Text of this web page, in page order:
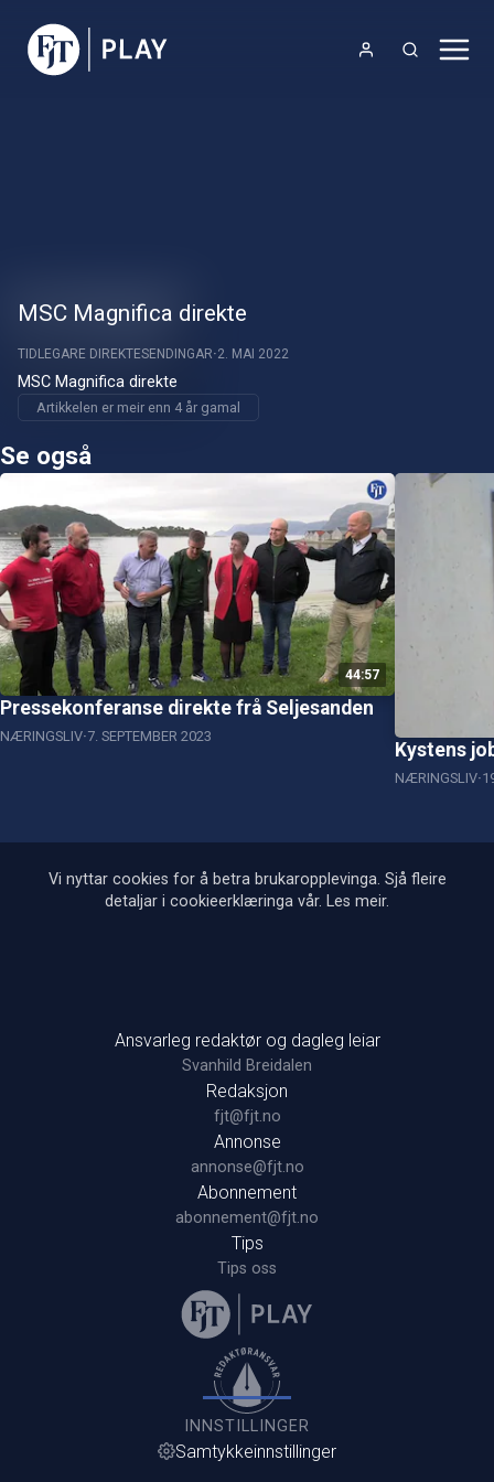
MSC Magnifica direkte
TIDLEGARE DIREKTESENDINGAR 2. MAI 2022
MSC Magnifica direkte
Artikkelen er meir enn 4 år gamal
Se også
44:57
Pressekonferanse direkte frå Seljesanden
NÆRINGSLIV 7. SEPTEMBER 2023
Kystens
NÆRINGSLIV
Vi nyttar cookies for å betra brukaropplevinga. Sjå fleire
detaljar i cookieerklæringa vår. Les meir.
Ansvarleg redaktør og dagleg leiar
Svanhild Breidalen
Redaksjon
fjt@fjt.no
Annonse
annonse@fjt.no
Abonnement
abonnement@fjt.no
Tips
Tips oss
INNSTILLINGER
Samtykkeinnstillinger